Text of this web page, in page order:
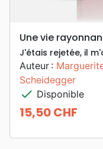
Une vie
J'étais rejetée, il
Auteur :
Scheidegger
check Disponible
Prix
15,50 CHF